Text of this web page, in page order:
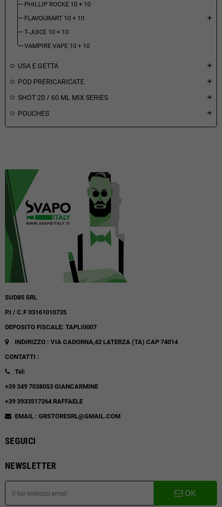
PHILLIP ROCKE 10 + 10
FLAVOURART 10 + 10
add
T-JUICE 10 + 10
VAMPIRE VAPE 10 + 10
USA E GETTA add
POD PRERICARICATE add
SHOT 20 / 60 ML MIX SERIES add
POUCHES add
SUD85 SRL
P.I / C.F 03161010735
DEPOSITO FISCALE: TAPLI0007
INDIRIZZO : VIA CADORNA,42 LATERZA (TA) CAP 74014
CONTATTI :
Tel:
+39 349 7038053 GIANCARMINE
+39 3933517264 RAFFAELE
EMAIL : GRSTORESRL@GMAIL.COM
SEGUICI
NEWSLETTER
OK